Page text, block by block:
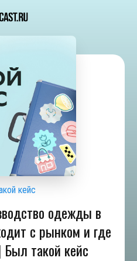
кейс
одежды в
с рынком и где
Был такой кейс